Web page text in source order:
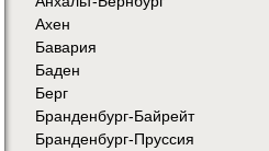
Ахен
Бавария
Баден
Берг
Бранденбург-Байрейт
Бранденбург-Пруссия